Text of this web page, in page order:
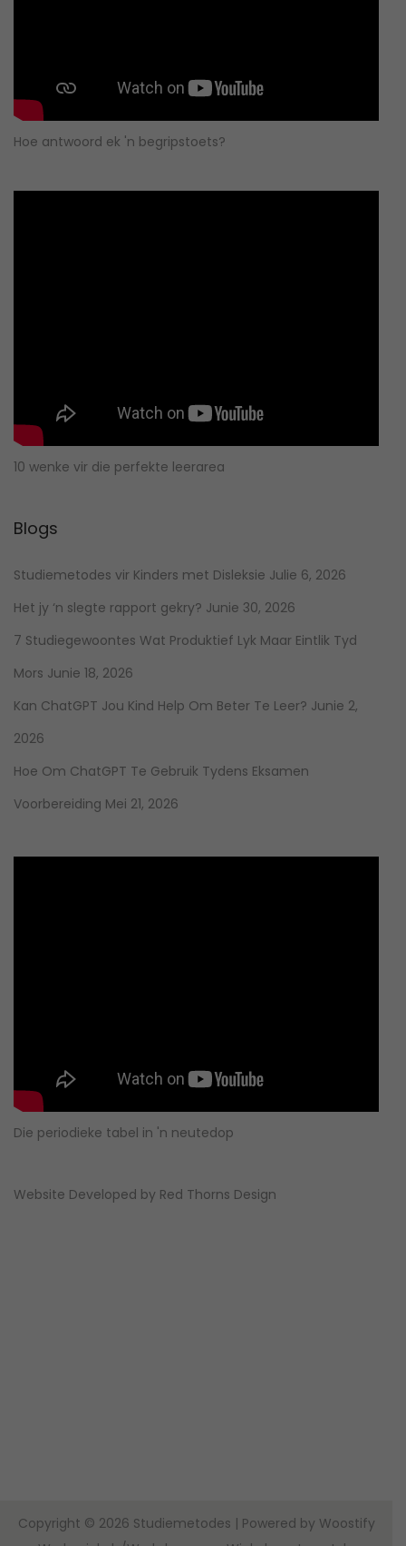
Hoe antwoord ek 'n begripstoets?
10 wenke vir die perfekte leerarea
Blogs
Studiemetodes vir Kinders met Disleksie Julie 6, 2026
Het jy ‘n slegte rapport gekry? Junie 30, 2026
7 Studiegewoontes Wat Produktief Lyk Maar Eintlik Tyd
Mors Junie 18, 2026
Kan ChatGPT Jou Kind Help Om Beter Te Leer? Junie 2,
2026
Hoe Om ChatGPT Te Gebruik Tydens Eksamen
Voorbereiding Mei 21, 2026
Die periodieke tabel in 'n neutedop
Website Developed by Red Thorns Design
Copyright © 2026 Studiemetodes | Powered by Woostify